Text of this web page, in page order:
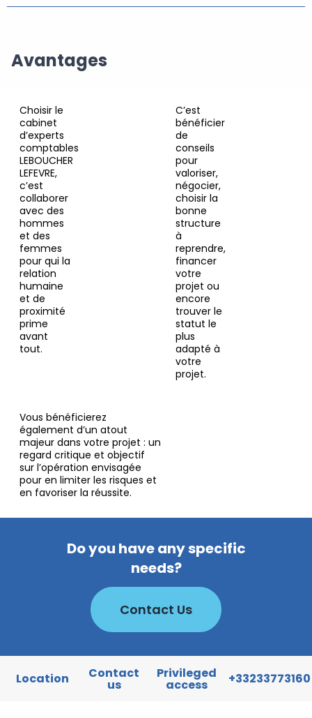
Avantages
Choisir le
cabinet
d’experts
comptables
LEBOUCHER
LEFEVRE,
c’est
collaborer
avec des
hommes
et des
femmes
pour qui la
relation
humaine
et de
proximité
prime
avant
tout.
C’est
bénéficier
de
conseils
pour
valoriser,
négocier,
choisir la
bonne
structure
à
reprendre,
financer
votre
projet ou
encore
trouver le
statut le
plus
adapté à
votre
projet.
Vous bénéficierez
également d’un atout
majeur dans votre projet : un
regard critique et objectif
sur l’opération envisagée
pour en limiter les risques et
en favoriser la réussite.
Do you have any specific
needs?
Contact Us
Location Contact
us
Privileged
access +33233773160